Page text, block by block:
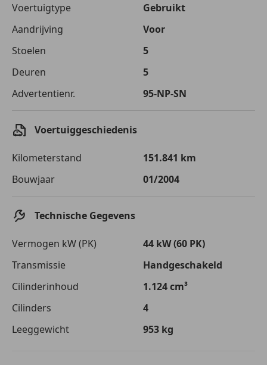
Voertuigtype
Gebruikt
Aandrijving
Voor
Stoelen
5
Deuren
5
Advertentienr.
95-NP-SN
Voertuiggeschiedenis
Kilometerstand
151.841 km
Bouwjaar
01/2004
Technische Gegevens
Vermogen kW (PK)
44 kW (60 PK)
Transmissie
Handgeschakeld
Cilinderinhoud
1.124 cm³
Cilinders
4
Leeggewicht
953 kg